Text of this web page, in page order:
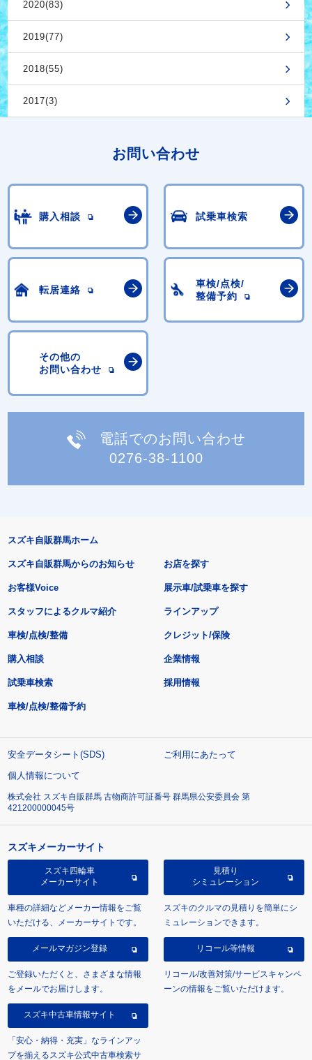
2020(83)
2019(77)
2018(55)
2017(3)
お問い合わせ
購入相談 試乗車検索
転居連絡
車検/点検/
整備予約
その他の
お問い合わせ
電話でのお問い合わせ
0276-38-1100
スズキ自販群馬ホーム
スズキ自販群馬からのお知らせ
お客様Voice
スタッフによるクルマ紹介
お店を探す
展示車/試乗車を探す
ラインアップ
車検/点検/整備 クレジット/保険
購入相談
試乗車検索
車検/点検/整備予約
企業情報
採用情報
安全データシート(SDS)
ご利用にあたって
個人情報について
株式会社 スズキ自販群馬 古物商許可証番号 群馬県公安委員会 第
421200000045号
スズキメーカーサイト
スズキ四輪車
メーカーサイト
車種の詳細などメーカー情報をご覧
いただける、メーカーサイトです。
見積り
シミュレーション
スズキのクルマの見積りを簡単にシ
ミュレーションできます。
メールマガジン登録
ご登録いただくと、さまざまな情報
をメールでお届けします。
リコール等情報
リコール/改善対策/サービスキャンペ
ーンの情報をご覧いただけます。
スズキ中古車情報サイト
「安心・納得・充実」なラインアッ
プを揃えるスズキ公式中古車検索サ